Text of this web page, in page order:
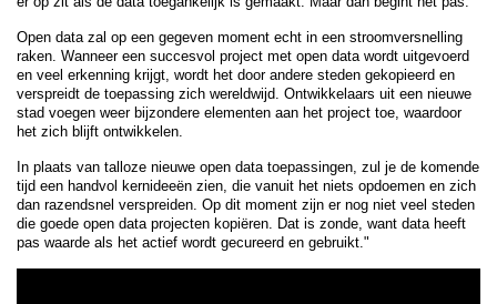
Open data zal op een gegeven moment echt in een stroomversnelling
raken. Wanneer een succesvol project met open data wordt uitgevoerd
en veel erkenning krijgt, wordt het door andere steden gekopieerd en
verspreidt de toepassing zich wereldwijd. Ontwikkelaars uit een nieuwe
stad voegen weer bijzondere elementen aan het project toe, waardoor
het zich blijft ontwikkelen.
In plaats van talloze nieuwe open data toepassingen, zul je de komende
tijd een handvol kernideeën zien, die vanuit het niets opdoemen en zich
dan razendsnel verspreiden. Op dit moment zijn er nog niet veel steden
die goede open data projecten kopiëren. Dat is zonde, want data heeft
pas waarde als het actief wordt gecureerd en gebruikt."